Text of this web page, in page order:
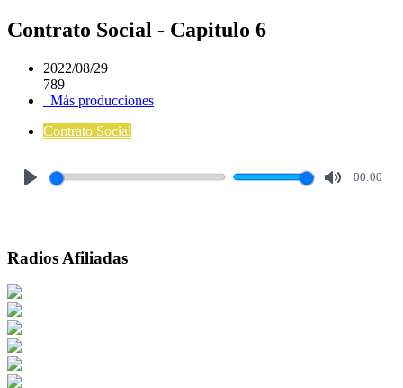
Contrato Social - Capitulo 6
2022/08/29
789
Más producciones
Contrato Social
00:00
Radios Afiliadas